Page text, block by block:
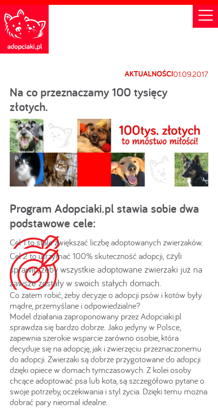
AKTUALNOŚCI01.09.2017
Na co przeznaczamy 100 tysięcy
złotych.
Program Adopciaki.pl stawia sobie dwa
podstawowe cele:
Cel 1 to stale zwiększać liczbę adoptowanych zwierzaków.
Cel 2 to utrzymać 100% skuteczność adopcji, czyli
sprawić, żeby wszystkie adoptowane zwierzaki już na
zawsze zostały w swoich stałych domach.
Co zatem robić, żeby decyzje o adopcji psów i kotów były
mądre, przemyślane i odpowiedzialne?
Model działania zaproponowany przez Adopciaki.pl
sprawdza się bardzo dobrze. Jako jedyny w Polsce,
zapewnia szerokie wsparcie zarówno osobie, która
decyduje się na adopcję, jak i zwierzęciu przeznaczonemu
do adopcji. Zwierzaki są dobrze przygotowane do adopcji
dzięki opiece w domach tymczasowych. Z kolei osoby
chcące adoptować psa lub kota, są szczegółowo pytane o
swoje potrzeby, oczekiwania i styl życia. Dzięki temu można
dobrać pary nieomal idealne.